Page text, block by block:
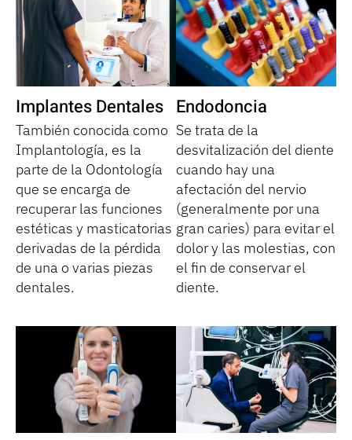
Implantes Dentales
También conocida como
Implantología, es la
parte de la Odontología
que se encarga de
recuperar las funciones
estéticas y masticatorias
derivadas de la pérdida
de una o varias piezas
dentales.
Endodoncia
Se trata de la
desvitalización del diente
cuando hay una
afectación del nervio
(generalmente por una
gran caries) para evitar el
dolor y las molestias, con
el fin de conservar el
diente.